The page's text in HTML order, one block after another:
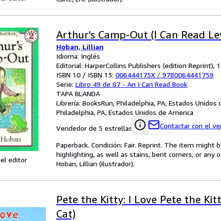
editor
Arthur's Camp-Out (I Can Read
Hoban, Lillian
Idioma: Inglés
Editorial: HarperCollins Publishers (edition Reprint),
ISBN 10 / ISBN 13: 006444175X / 9780064441759
Serie: Libro 49 de 87 - An I Can Read Book
TAPA BLANDA
Librería: BooksRun, Philadelphia, PA, Estados Unidos
Philadelphia, PA, Estados Unidos de America
Vendedor de 5 estrellas
Contactar con el
Paperback. Condición: Fair. Reprint. The item
highlighting, as well as stains, bent corners, or
Hoban, Lillian (ilustrador).
Pete the Kitty: I Love Pete the
Cat)